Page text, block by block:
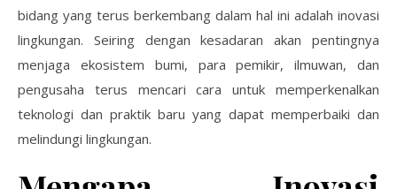
bidang yang terus berkembang dalam hal ini adalah inovasi
lingkungan. Seiring dengan kesadaran akan pentingnya
menjaga ekosistem bumi, para pemikir, ilmuwan, dan
pengusaha terus mencari cara untuk memperkenalkan
teknologi dan praktik baru yang dapat memperbaiki dan
melindungi lingkungan.